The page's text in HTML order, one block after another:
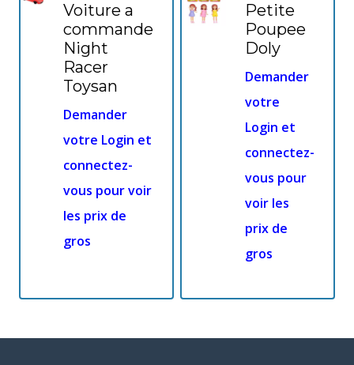
Voiture a
commande
Night
Racer
Toysan
Demander
votre Login et
connectez-
vous pour voir
les prix de
gros
Petite
Poupee
Doly
Demander
votre
Login et
connectez-
vous pour
voir les
prix de
gros